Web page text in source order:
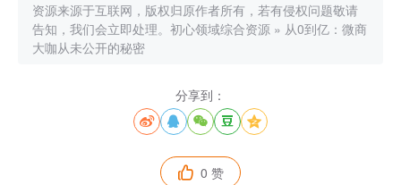
资源来源于互联网，版权归原作者所有，若有侵权问题敬请
告知，我们会立即处理。 初心领域综合资源 » 从0到亿：微商
大咖从未公开的秘密
分享到：
    
 0 赞